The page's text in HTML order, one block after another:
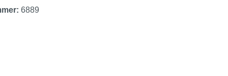
6889